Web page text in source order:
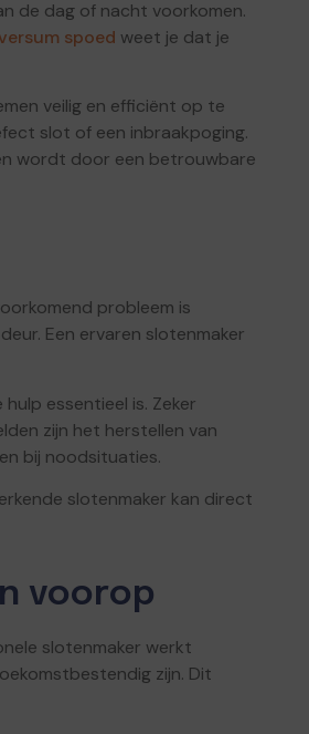
de dag of nacht voorkomen.
spoed weet je dat je
veilig en efficiënt op te
slot of een inbraakpoging.
wordt door een betrouwbare
probleem is
Een ervaren slotenmaker
essentieel is. Zeker
zijn het herstellen van
bij noodsituaties.
slotenmaker kan direct
voorop
slotenmaker werkt
zijn. Dit